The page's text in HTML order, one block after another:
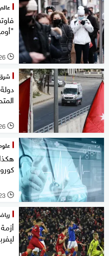
عالم
l
26
l
26
l
23